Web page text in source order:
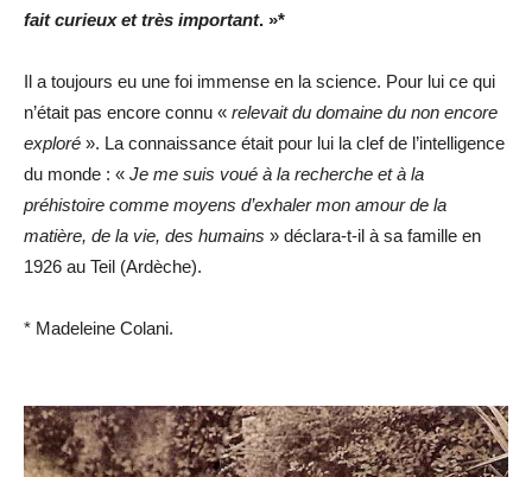
fait curieux et très important. »*
Il a toujours eu une foi immense en la science. Pour lui ce qui
n’était pas encore connu « relevait du domaine du non encore
exploré ». La connaissance était pour lui la clef de l’intelligence
du monde : « Je me suis voué à la recherche et à la
préhistoire comme moyens d’exhaler mon amour de la
matière, de la vie, des humains » déclara-t-il à sa famille en
1926 au Teil (Ardèche).
* Madeleine Colani.